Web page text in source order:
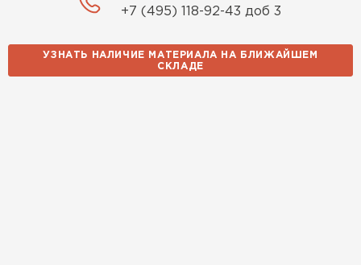
+7 (495) 118-92-43 доб 3
УЗНАТЬ НАЛИЧИЕ МАТЕРИАЛА НА БЛИЖАЙШЕМ
СКЛАДЕ
ПЕРЕЙТИ